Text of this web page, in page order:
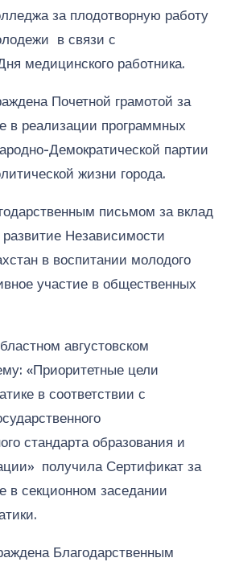
за плодотворную работу
в связи с
медицинского работника.
Почетной грамотой за
в реализации программных
Демократической партии
жизни города.
письмом за вклад
Независимости
в воспитании молодого
участие в общественных
августовском
«Приоритетные цели
в соответствии с
стандарта образования и
получила Сертификат за
в секционном заседании
Благодарственным